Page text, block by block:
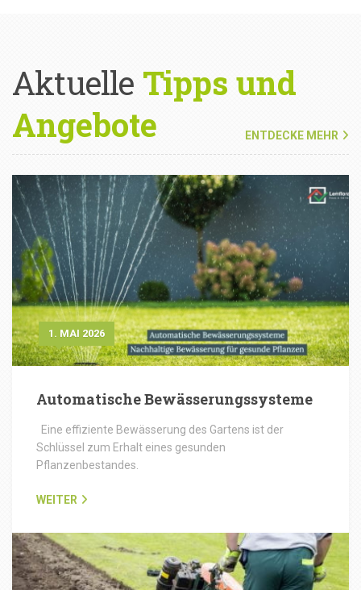
Aktuelle Tipps und
Angebote
ENTDECKE MEHR
1. MAI 2026
Automatische Bewässerungssysteme
Eine effiziente Bewässerung des Gartens ist der
Schlüssel zum Erhalt eines gesunden
Pflanzenbestandes.
WEITER